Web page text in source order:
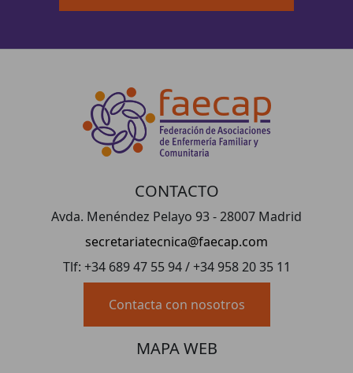
CONTACTO
Avda. Menéndez Pelayo 93 - 28007 Madrid
secretariatecnica@faecap.com
Tlf: +34 689 47 55 94 / +34 958 20 35 11
Contacta con nosotros
MAPA WEB